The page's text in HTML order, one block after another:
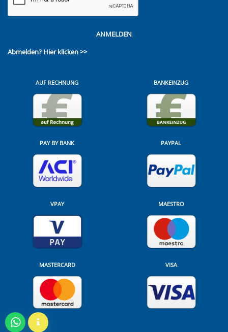
ANMELDEN
Abmelden? Hier klicken >>
AUF RECHNUNG BANKEINZUG
PAY BY BANK PAYPAL
VPAY MAESTRO
MASTERCARD VISA